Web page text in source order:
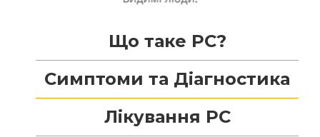
Що таке РС?
Симптоми та Діагностика
Лікування РС